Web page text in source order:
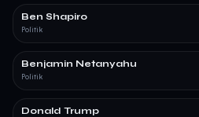
Ben Shapiro
Politik
Benjamin Netanyahu
Politik
Donald Trump